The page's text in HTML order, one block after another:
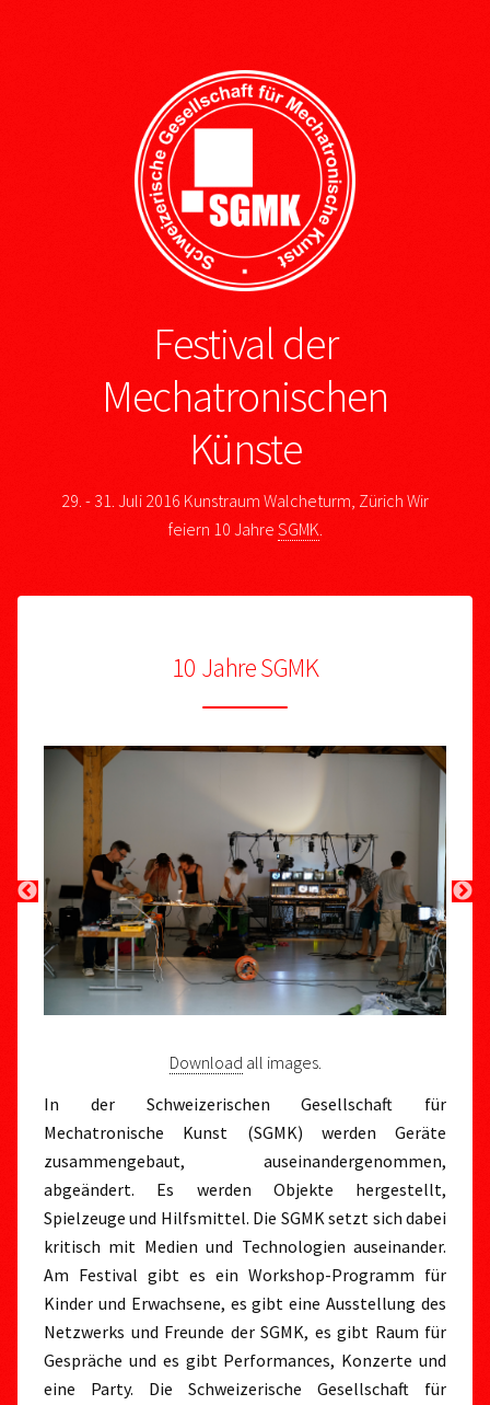
Festival der
Mechatronischen
Künste
29. - 31. Juli 2016 Kunstraum Walcheturm, Zürich Wir
feiern 10 Jahre SGMK.
10 Jahre SGMK
Download all images.
In der Schweizerischen Gesellschaft für
Mechatronische Kunst (SGMK) werden Geräte
zusammengebaut, auseinandergenommen,
abgeändert. Es werden Objekte hergestellt,
Spielzeuge und Hilfsmittel. Die SGMK setzt sich dabei
kritisch mit Medien und Technologien auseinander.
Am Festival gibt es ein Workshop-Programm für
Kinder und Erwachsene, es gibt eine Ausstellung des
Netzwerks und Freunde der SGMK, es gibt Raum für
Gespräche und es gibt Performances, Konzerte und
eine Party. Die Schweizerische Gesellschaft für